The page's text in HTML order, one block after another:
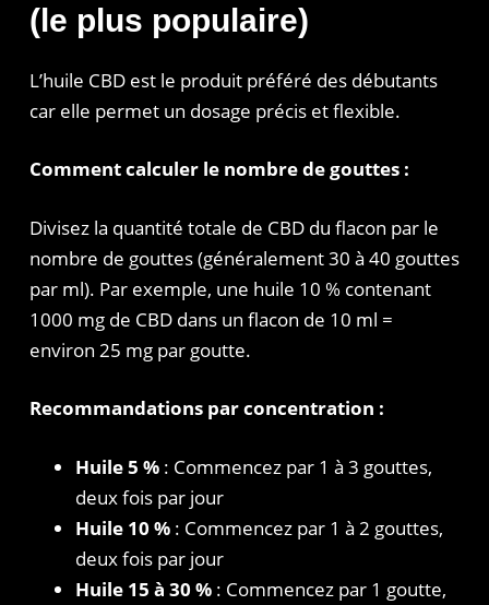
(le plus populaire)
L’huile CBD est le produit préféré des débutants
car elle permet un dosage précis et flexible.
Comment calculer le nombre de gouttes :
Divisez la quantité totale de CBD du flacon par le
nombre de gouttes (généralement 30 à 40 gouttes
par ml). Par exemple, une huile 10 % contenant
1000 mg de CBD dans un flacon de 10 ml =
environ 25 mg par goutte.
Recommandations par concentration :
Huile 5 % : Commencez par 1 à 3 gouttes,
deux fois par jour
Huile 10 % : Commencez par 1 à 2 gouttes,
deux fois par jour
Huile 15 à 30 % : Commencez par 1 goutte,